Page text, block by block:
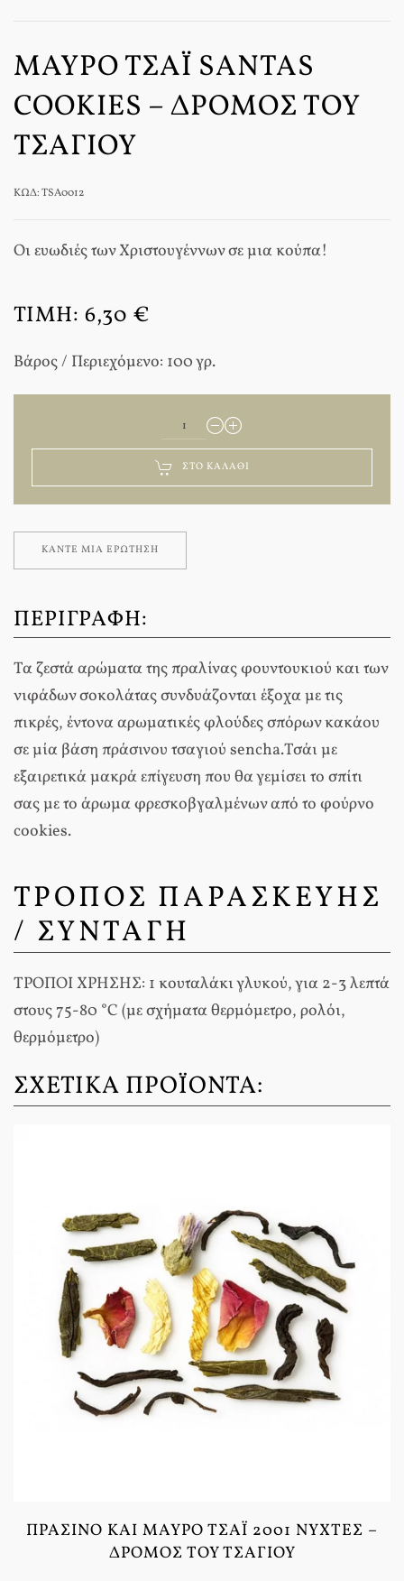
ΜΑΎΡΟ ΤΣΆΙ SANTAS
COOKIES – ΔΡΌΜΟΣ ΤΟΥ
ΤΣΑΓΙΟΎ
ΚΩΔ: TSA0012
Οι ευωδιές των Χριστουγέννων σε μια κούπα!
ΤΙΜΉ: 6,30 €
Βάρος / Περιεχόμενο: 100 γρ.
ΣΤΟ ΚΑΛΆΘΙ
ΚΆΝΤΕ ΜΊΑ ΕΡΏΤΗΣΗ
ΠΕΡΙΓΡΑΦΉ:
Τα ζεστά αρώματα της πραλίνας φουντουκιού και των
νιφάδων σοκολάτας συνδυάζονται έξοχα με τις
πικρές, έντονα αρωματικές φλούδες σπόρων κακάου
σε μία βάση πράσινου τσαγιού sencha.Τσάι με
εξαιρετικά μακρά επίγευση που θα γεμίσει το σπίτι
σας με το άρωμα φρεσκοβγαλμένων από το φούρνο
cookies.
ΤΡΟΠΟΣ ΠΑΡΑΣΚΕΥΗΣ
/ ΣΥΝΤΑΓΗ
ΤΡΟΠΟΙ ΧΡΗΣΗΣ: 1 κουταλάκι γλυκού, για 2-3 λεπτά
στους 75-80 °C (με σχήματα θερμόμετρο, ρολόι,
θερμόμετρο)
ΣΧΕΤΙΚΆ ΠΡΟΪΌΝΤΑ:
ΠΡΆΣΙΝΟ ΚΑΙ ΜΑΎΡΟ ΤΣΆΙ 2001 ΝΎΧΤΕΣ –
ΔΡΌΜΟΣ ΤΟΥ ΤΣΑΓΙΟΎ